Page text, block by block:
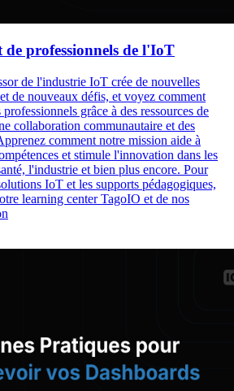
de professionnels de l'IoT
de l'industrie IoT crée de nouvelles
de nouveaux défis, et voyez comment
grâce à des ressources de
collaboration communautaire et des
comment notre mission aide à
et stimule l'innovation dans les
l'industrie et bien plus encore. Pour
IoT et les supports pédagogiques,
learning center TagoIO et de nos